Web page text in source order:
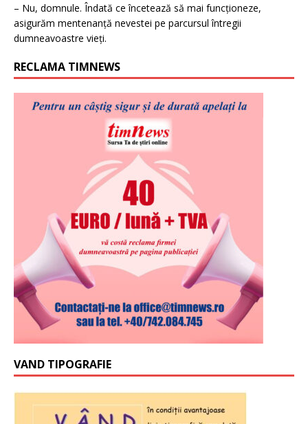
– Nu, domnule. Îndată ce încetează să mai funcționeze,
asigurăm mentenanță nevestei pe parcursul întregii
dumneavoastre vieți.
RECLAMA TIMNEWS
VAND TIPOGRAFIE